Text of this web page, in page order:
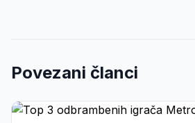
Povezani članci